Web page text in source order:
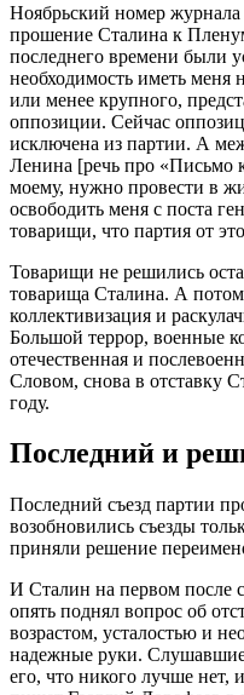
Ноябрьский номер
прошение Сталина к
последнего времени были
необходимость иметь меня
или менее крупного,
оппозиции. Сейчас
исключена из партии. А
Ленина [речь про «Письмо
моему, нужно провести в
освободить меня с поста
товарищи, что партия от
Товарищи не решились
товарища Сталина. А
коллективизация и
Большой террор, военные
отечественная и
Словом, снова в отставку
году.
Последний и
Последний съезд партии
возобновились съезды
приняли решение
И Сталин на первом после
опять поднял вопрос об
возрастом, усталостью и
надежные руки. Слушавшие
его, что никого лучше нет,